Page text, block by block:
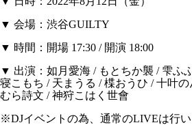
▼ 会場：渋谷GUILTY
▼ 時間：開場 17:30 / 開演 18:00
▼ 出演：如月愛海 / もとちか襲 / 雫ふ
寝こもち / 天まうる / 楪おうひ / 十叶
むら詩文 / 神狩こはく世會
※DJイベントの為、通常のLIVEは行い